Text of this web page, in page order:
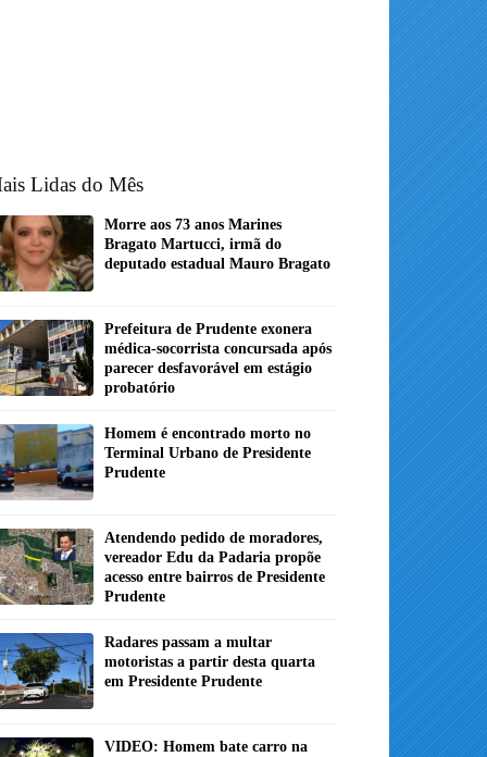
Lidas do Mês
Morre aos 73 anos Marines
Bragato Martucci, irmã do
deputado estadual Mauro Bragato
Prefeitura de Prudente exonera
médica-socorrista concursada após
parecer desfavorável em estágio
probatório
Homem é encontrado morto no
Terminal Urbano de Presidente
Prudente
Atendendo pedido de moradores,
vereador Edu da Padaria propõe
acesso entre bairros de Presidente
Prudente
Radares passam a multar
motoristas a partir desta quarta
em Presidente Prudente
VIDEO: Homem bate carro na